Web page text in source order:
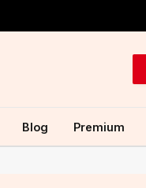
Blog Premium